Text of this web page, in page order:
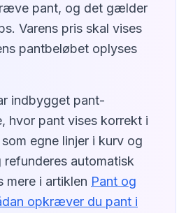
pant, og det gælder
Varens pris skal vises
pantbeløbet oplyses
indbygget pant-
hvor pant vises korrekt i
egne linjer i kurv og
automatisk
i artiklen Pant og
opkræver du pant i